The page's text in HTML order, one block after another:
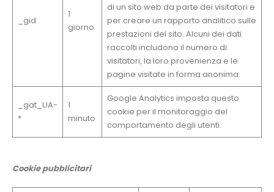
_gid
1
giorno
di un sito web da parte dei visitatori e
per creare un rapporto analitico sulle
prestazioni del sito. Alcuni dei dati
raccolti includono il numero di
visitatori, la loro provenienza e le
pagine visitate in forma anonima.
_gat_UA-
*
1
minuto
Google Analytics imposta questo
cookie per il monitoraggio del
comportamento degli utenti.
Cookie pubblicitari